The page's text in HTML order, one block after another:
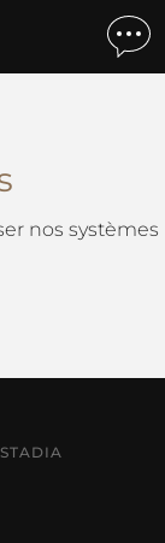
nos systèmes